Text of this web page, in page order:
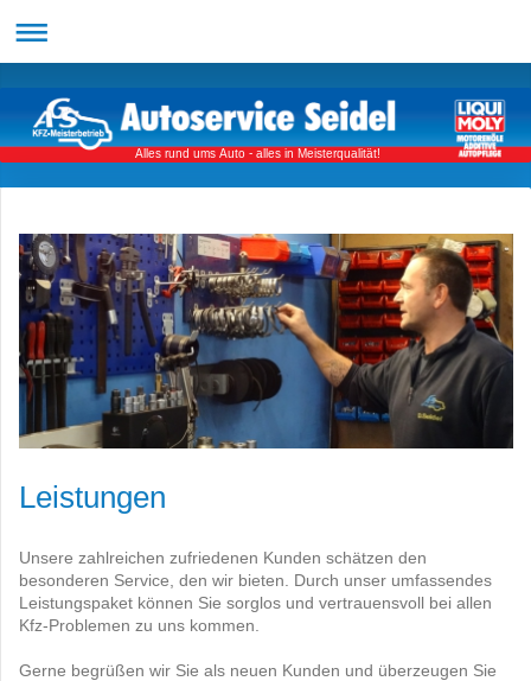
Alles rund ums Auto - alles in Meisterqualität!
Leistungen
Unsere zahlreichen zufriedenen Kunden schätzen den
besonderen Service, den wir bieten. Durch unser umfassendes
Leistungspaket können Sie sorglos und vertrauensvoll bei allen
Kfz-Problemen zu uns kommen.
Gerne begrüßen wir Sie als neuen Kunden und überzeugen Sie